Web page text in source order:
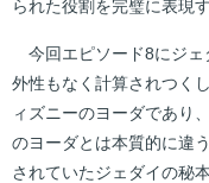
られた役割を完璧に表現
今回エピソード8にジェ
外性もなく計算されつく
ィズニーのヨーダであり
のヨーダとは本質的に違
されていたジェダイの秘